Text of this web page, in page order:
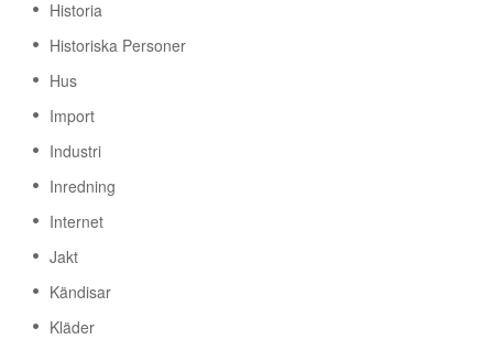
Historia
Historiska Personer
Hus
Import
Industri
Inredning
Internet
Jakt
Kändisar
Kläder